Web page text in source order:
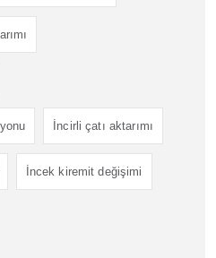
İncirli çatı aktarımı
İncek kiremit değişimi